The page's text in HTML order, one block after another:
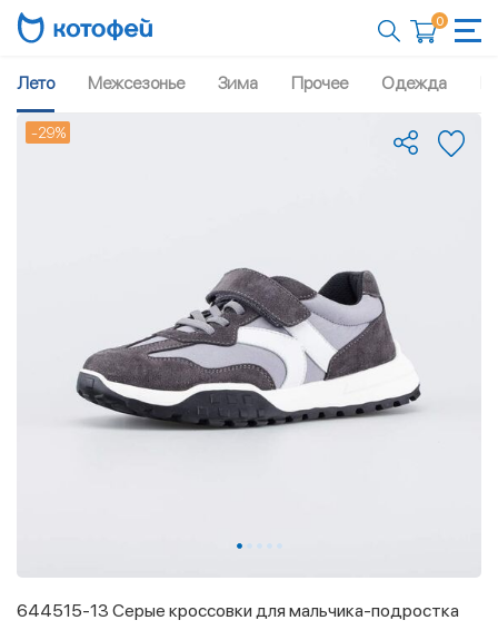
0
Лето Межсезонье Зима Прочее Одежда
-29%
644515-13 Серые кроссовки для мальчика-подростка